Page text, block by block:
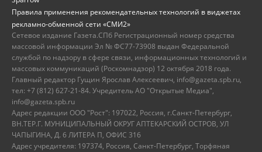
Правила применения рекомендательных технологий в виджетах
рекламно-обменной сети «СМИ2»
Сетевое издание Газета.СПб Регистрационный номер средства
массовой информации Эл № ФС77-73908 выдан Федеральной
службой по надзору в сфере связи, информационных технологий и
массовых коммуникаций (Роскомнадзор) 12 октября 2018 года.
Главный редактор Гущин Ярослав Алексеевич, info@gazeta.spb.ru,
тел: +7 (812) 627-21-84. Учредитель АО "Открытые Медиа",
info@gazeta.spb.ru
Адрес редакции ООО "Рост": 197022, Россия, г.Санкт-Петербург,
ВН.ТЕР.Г. МУНИЦИПАЛЬНЫЙ ОКРУГ АПТЕКАРСКИЙ ОСТРОВ, УЛ
ЧАПЫГИНА, Д. 6 ЛИТЕРА П, ОФИС 316
Адрес учредителя: 197374, Россия, Санкт-Петербург, Торфяная